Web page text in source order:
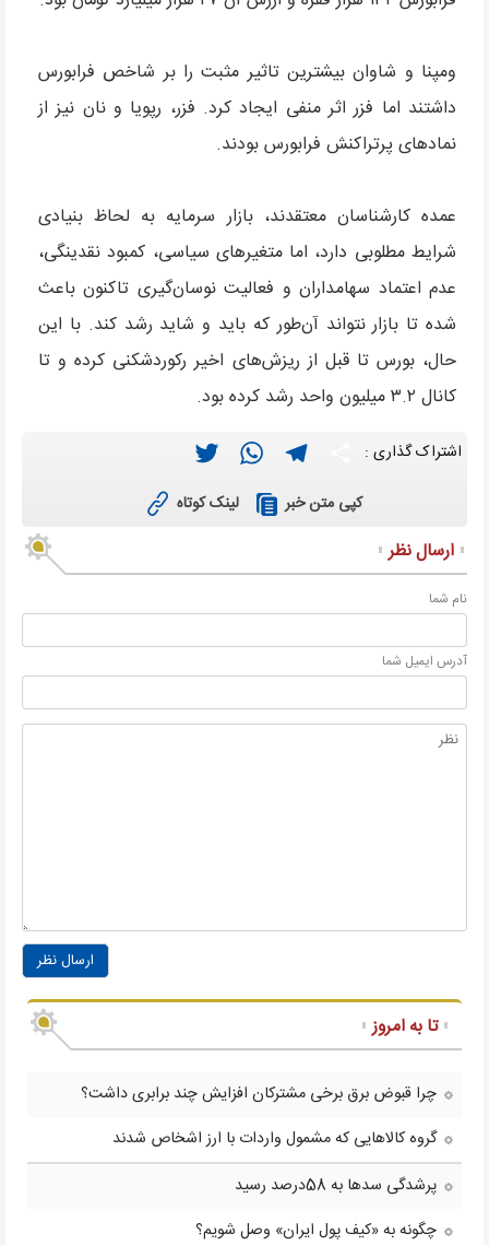
ومپنا و شاوان بیشترین تاثیر مثبت را بر شاخص فرابورس
داشتند اما فزر اثر منفی ایجاد کرد. فزر، رپویا و نان نیز از
نمادهای پرتراکنش فرابورس بودند.
عمده کارشناسان معتقدند، بازار سرمایه به لحاظ بنیادی
شرایط مطلوبی دارد، اما متغیرهای سیاسی، کمبود نقدینگی،
عدم اعتماد سهامداران و فعالیت نوسان‌گیری تاکنون باعث
شده تا بازار نتواند آن‌طور که باید و شاید رشد کند. با این
حال، بورس تا قبل از ریزش‌های اخیر رکوردشکنی کرده و تا
کانال ۳.۲ میلیون واحد رشد کرده بود.
اشتراک گذاری : Twitter
WhatsAppTelegram
کپی متن خبر لینک کوتاه
ارسال نظر
نام شما
آدرس ايميل شما
ارسال نظر
تا به امروز
چرا قبوض برق برخی مشترکان افزایش چند برابری داشت؟
گروه کالاهایی که مشمول واردات با ارز اشخاص شدند
پرشدگی سدها به 58درصد رسید
چگونه به «کیف پول ایران» وصل شویم؟